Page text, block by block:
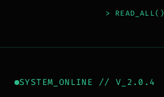
> READ_ALL()
SYSTEM_ONLINE // V_2.0.4